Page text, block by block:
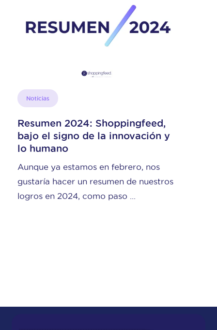
Shoppingfeed,
la innovación y
en febrero, nos
de nuestros
paso ...
Nuevas
Shoppingfeed
Desde hoy, puedes
rendimiento y